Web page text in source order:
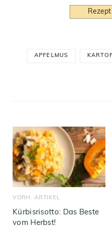
APFELMUS
VORH. ARTIKEL
Kürbisrisotto: Das Beste
vom Herbst!